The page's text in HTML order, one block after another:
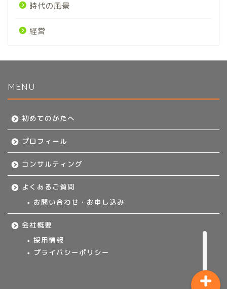
時代の風景
経営
MENU
初めてのかたへ
プロフィール
コンサルティング
よくあるご質問
お問い合わせ・お申し込み
会社概要
採用情報
プライバシーポリシー